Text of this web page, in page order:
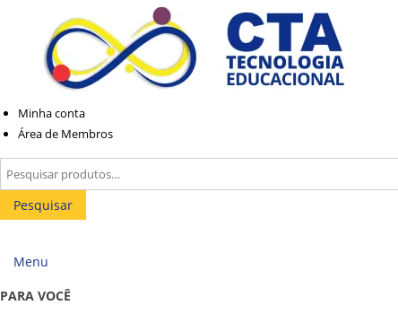
navegação
conteúdo
Minha conta
Área de Membros
Pesquisar
por:
Pesquisar
Menu
PARA VOCÊ